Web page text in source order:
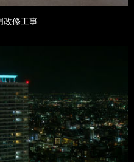
改修工事